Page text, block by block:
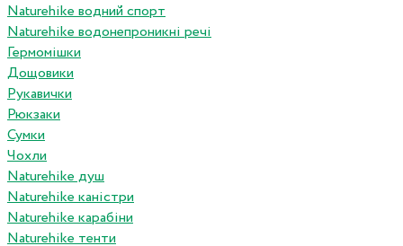
Naturehike водний спорт
Naturehike водонепроникні речі
Гермомішки
Дощовики
Рукавички
Рюкзаки
Сумки
Чохли
Naturehike душ
Naturehike каністри
Naturehike карабіни
Naturehike тенти